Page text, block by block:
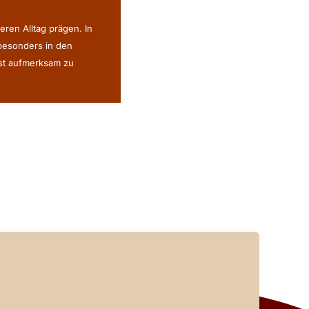
Alltag prägen. In
in den
aufmerksam zu